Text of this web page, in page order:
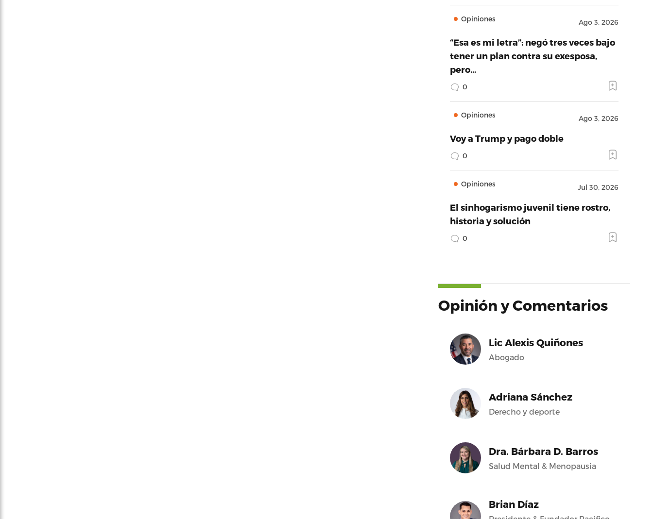
Opiniones Ago 3, 2026
“Esa es mi letra”: negó tres veces bajo
tener un plan contra su exesposa,
pero…
0
Opiniones Ago 3, 2026
Voy a Trump y pago doble
0
Opiniones Jul 30, 2026
El sinhogarismo juvenil tiene rostro,
historia y solución
0
Opinión y Comentarios
Lic Alexis Quiñones
Abogado
Adriana Sánchez
Derecho y deporte
Dra. Bárbara D. Barros
Salud Mental & Menopausia
Brian Díaz